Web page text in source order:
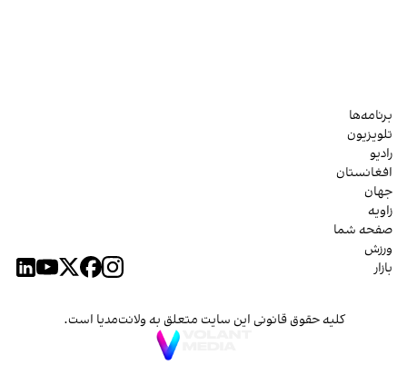
برنامه‌ها
تلویزیون
رادیو
افغانستان
جهان
زاویه
صفحه شما
ورزش
بازار
کلیه حقوق قانونی این سایت متعلق به ولانت‌مدیا است.